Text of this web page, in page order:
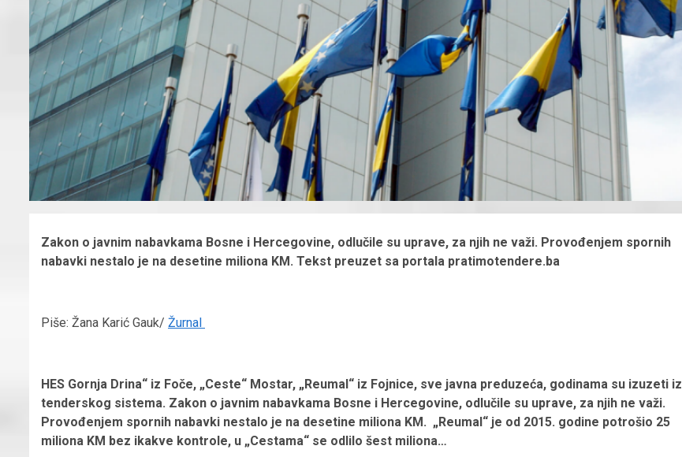
Zakon o javnim nabavkama Bosne i Hercegovine, odlučile su uprave, za njih ne važi. Provođenjem spornih
nabavki nestalo je na desetine miliona KM. Tekst preuzet sa portala pratimotendere.ba
Piše: Žana Karić Gauk/ Žurnal
HES Gornja Drina“ iz Foče, „Ceste“ Mostar, „Reumal“ iz Fojnice, sve javna preduzeća, godinama su izuzeti iz
tenderskog sistema. Zakon o javnim nabavkama Bosne i Hercegovine, odlučile su uprave, za njih ne važi.
Provođenjem spornih nabavki nestalo je na desetine miliona KM. „Reumal“ je od 2015. godine potrošio 25
miliona KM bez ikakve kontrole, u „Cestama“ se odlilo šest miliona…